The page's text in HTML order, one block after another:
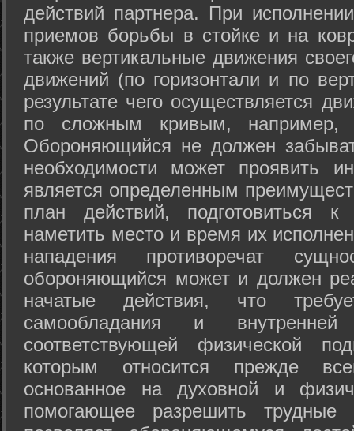
действий партнера. При
приемов борьбы в стойке и на
также вертикальные движения
движений (по горизонтали и по
результате чего осуществляется
по сложным кривым, например,
Обороняющийся не должен
необходимости может проявить
является определенным
план действий, подготовиться
наметить место и время их
нападения противоречат
обороняющийся может и должен
начатые действия, что
самообладания и
соответствующей физической
которым относится прежде
основанное на духовной и
помогающее разрешить